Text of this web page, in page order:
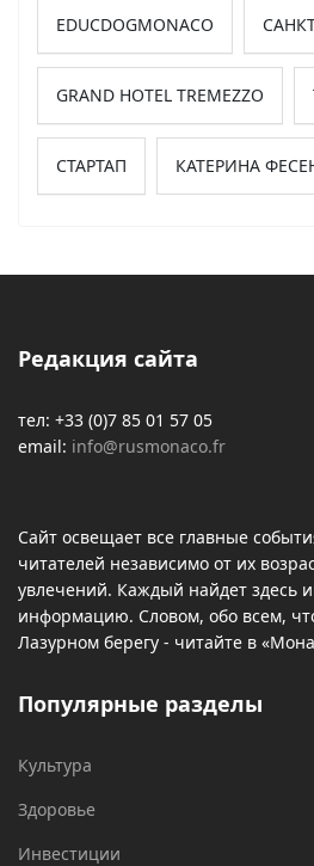
EDUCDOGMONACO
GRAND HOTEL TREMEZZO
СТАРТАП КАТЕРИНА
Редакция сайта
тел: +33 (0)7 85 01 57 05
email: info@rusmonaco.fr
Сайт освещает все главные
читателей независимо от их
увлечений. Каждый найдет здесь
информацию. Словом, обо всем,
Лазурном берегу - читайте в
Популярные разделы
Культура
Здоровье
Инвестиции